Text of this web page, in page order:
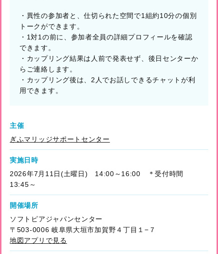
・異性の参加者と、仕切られた空間で1組約10分の個別
トークができます。
・1対1の前に、参加者全員の詳細プロフィールを確認
できます。
・カップリング結果は人前で発表せず、後日センターか
らご連絡します。
・カップリング後は、2人でお話しできるチャットが利
用できます。
主催
ぎふマリッジサポートセンター
実施日時
2026年7月11日(土曜日) 14:00～16:00 ＊受付時間
13:45～
開催場所
ソフトピアジャパンセンター
〒503-0006 岐阜県大垣市加賀野４丁目１−７
地図アプリで見る